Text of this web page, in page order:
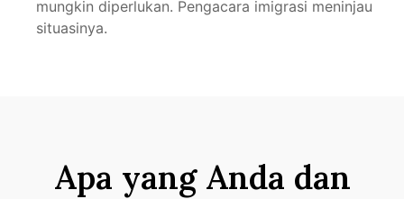
mungkin diperlukan. Pengacara imigrasi meninjau
situasinya.
Apa yang Anda dan